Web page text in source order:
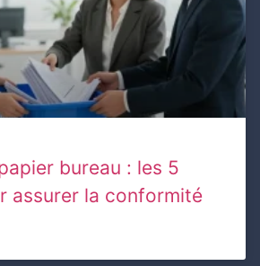
bureau : les 5
assurer la conformité